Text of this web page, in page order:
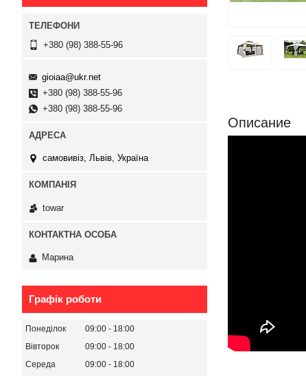
Описание
+380 (98) 388-55-96
gioiaa@ukr.net
+380 (98) 388-55-96
+380 (98) 388-55-96
самовивіз, Львів, Україна
towar
Марина
Графік роботи
Понеділок 09:00
18:00
Вівторок
09:00
18:00
Середа
09:00
18:00